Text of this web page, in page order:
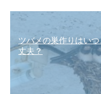
ツバメの巣作りはい
丈夫？